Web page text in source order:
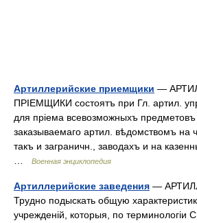
Артиллерийские приемщики —
ПРІЕМЩИКИ состоятъ при Гл. артил.
для пріема всевозможныхъ
заказываемаго артил. вѣдомствомъ на
такъ и заграничн., заводахъ и на
…
Военная энциклопедия
Артиллерийские заведения —
Трудно подыскать общую
учрежденій, которыя, по терминологіи